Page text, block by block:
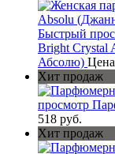
Быстрый
Bright Crystal
Абсолю)
Хит продаж
просмотр
518 руб.
Хит продаж